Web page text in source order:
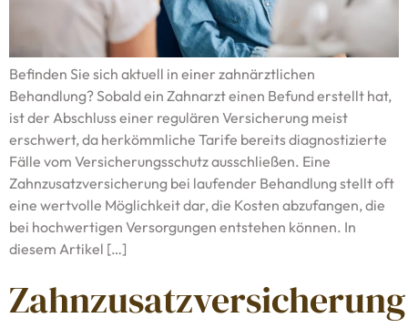
Befinden Sie sich aktuell in einer zahnärztlichen
Behandlung? Sobald ein Zahnarzt einen Befund erstellt hat,
ist der Abschluss einer regulären Versicherung meist
erschwert, da herkömmliche Tarife bereits diagnostizierte
Fälle vom Versicherungsschutz ausschließen. Eine
Zahnzusatzversicherung bei laufender Behandlung stellt oft
eine wertvolle Möglichkeit dar, die Kosten abzufangen, die
bei hochwertigen Versorgungen entstehen können. In
diesem Artikel […]
Zahnzusatzversicherung